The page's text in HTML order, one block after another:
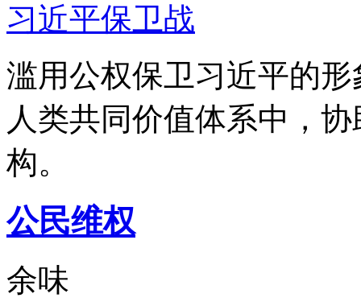
习近平保卫战
滥用公权保卫习近平的
人类共同价值体系中，
构。
公民维权
余味